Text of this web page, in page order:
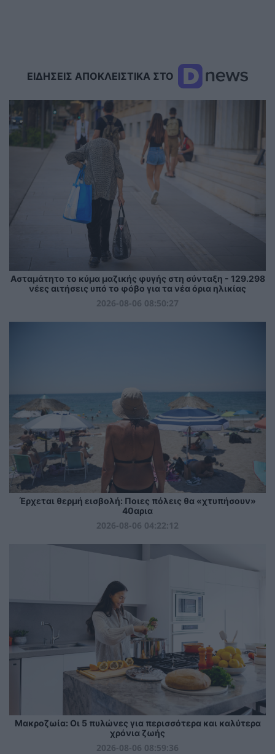
ΕΙΔΗΣΕΙΣ ΑΠΟΚΛΕΙΣΤΙΚΑ ΣΤΟ
Ασταμάτητο το κύμα μαζικής φυγής στη σύνταξη - 129.298
νέες αιτήσεις υπό το φόβο για τα νέα όρια ηλικίας
2026-08-06 08:50:27
Έρχεται θερμή εισβολή: Ποιες πόλεις θα «χτυπήσουν»
40αρια
2026-08-06 04:22:12
Mακροζωία: Οι 5 πυλώνες για περισσότερα και καλύτερα
χρόνια ζωής
2026-08-06 08:59:36